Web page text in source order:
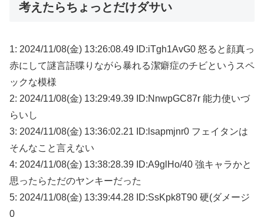
考えたらちょっとだけダサい
1: 2024/11/08(金) 13:26:08.49 ID:iTgh1AvG0 怒ると顔真っ
赤にして謎言語喋りながら暴れる潔癖症のチビというスペ
ックな模様
2: 2024/11/08(金) 13:29:49.39 ID:NnwpGC87r 能力使いづ
らいし
3: 2024/11/08(金) 13:36:02.21 ID:lsapmjnr0 フェイタンは
そんなこと言えない
4: 2024/11/08(金) 13:38:28.39 ID:A9glHo/40 強キャラかと
思ったらただのヤンキーだった
5: 2024/11/08(金) 13:39:44.28 ID:SsKpk8T90 硬(ダメージ
0